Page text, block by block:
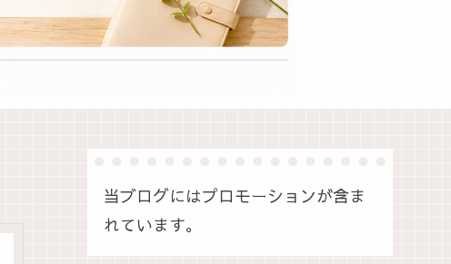
当ブログにはプロモーションが含ま
れています。